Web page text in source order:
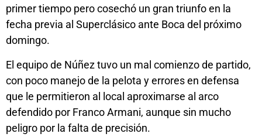
primer tiempo pero cosechó un gran triunfo en la
fecha previa al Superclásico ante Boca del próximo
domingo.
El equipo de Núñez tuvo un mal comienzo de partido,
con poco manejo de la pelota y errores en defensa
que le permitieron al local aproximarse al arco
defendido por Franco Armani, aunque sin mucho
peligro por la falta de precisión.